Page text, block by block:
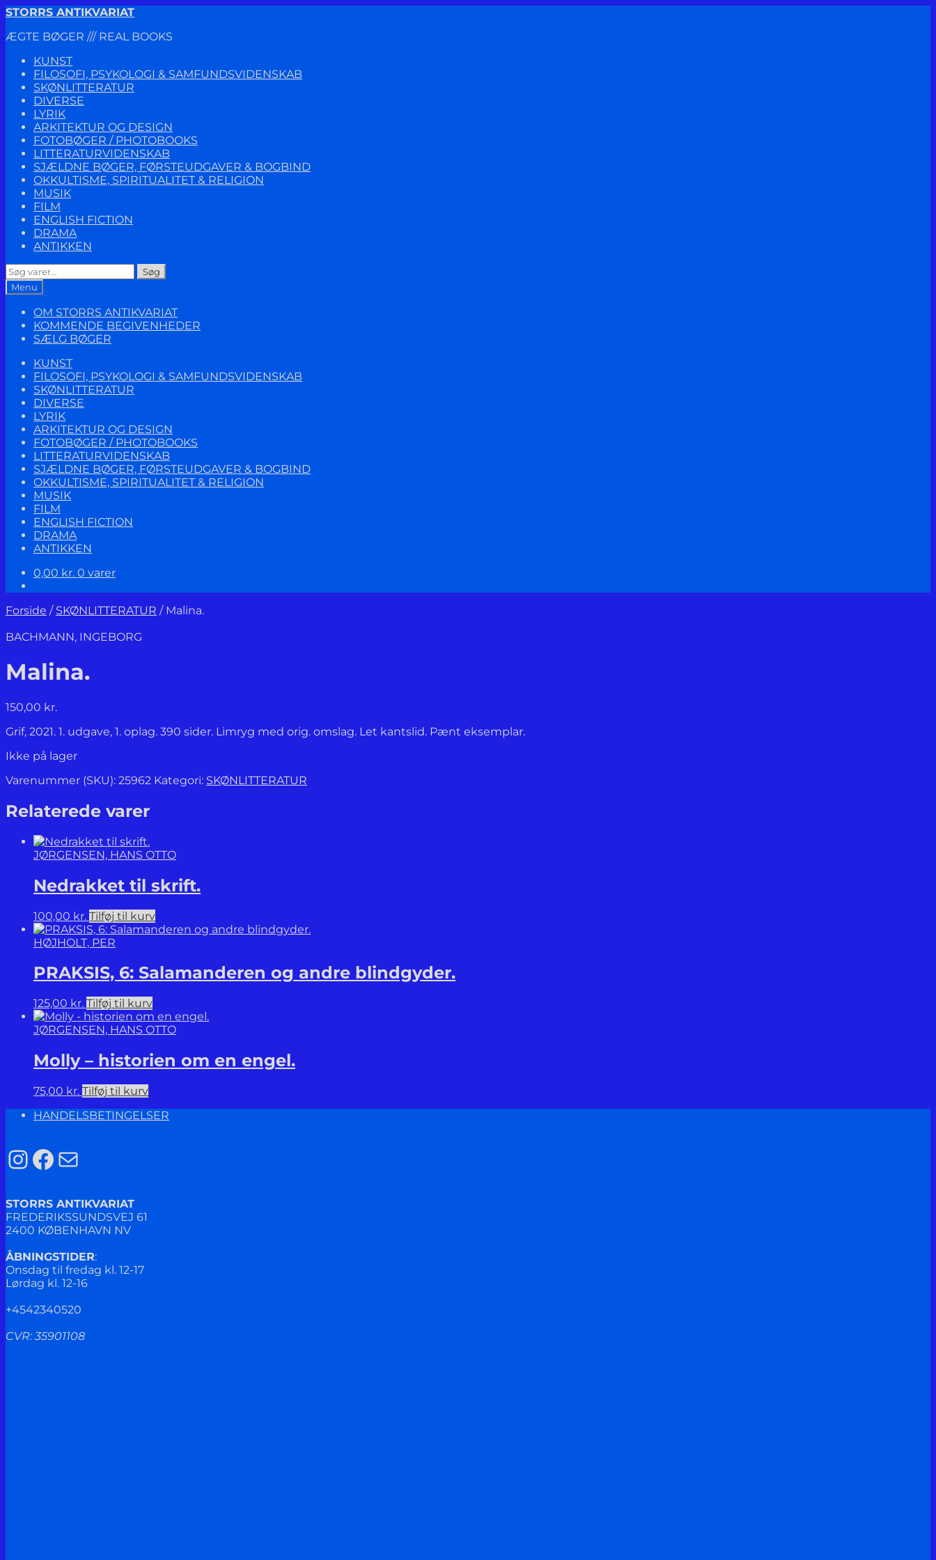
Spring
navigation
Spring
indhold
STORRS ANTIKVARIAT
ÆGTE BØGER /// REAL BOOKS
KUNST
FILOSOFI, PSYKOLOGI & SAMFUNDSVIDENSKAB
SKØNLITTERATUR
DIVERSE
LYRIK
ARKITEKTUR OG DESIGN
FOTOBØGER / PHOTOBOOKS
LITTERATURVIDENSKAB
SJÆLDNE BØGER, FØRSTEUDGAVER & BOGBIND
OKKULTISME, SPIRITUALITET & RELIGION
MUSIK
FILM
ENGLISH FICTION
DRAMA
ANTIKKEN
Søg
efter:
Søg
Menu
OM STORRS ANTIKVARIAT
KOMMENDE BEGIVENHEDER
SÆLG BØGER
KUNST
FILOSOFI, PSYKOLOGI & SAMFUNDSVIDENSKAB
SKØNLITTERATUR
DIVERSE
LYRIK
ARKITEKTUR OG DESIGN
FOTOBØGER / PHOTOBOOKS
LITTERATURVIDENSKAB
SJÆLDNE BØGER, FØRSTEUDGAVER & BOGBIND
OKKULTISME, SPIRITUALITET & RELIGION
MUSIK
FILM
ENGLISH FICTION
DRAMA
ANTIKKEN
0,00 kr. 0 varer
Forside / SKØNLITTERATUR / Malina.
BACHMANN, INGEBORG
Malina.
150,00 kr.
Grif, 2021. 1. udgave, 1. oplag. 390 sider. Limryg med orig. omslag. Let kantslid. Pænt eksemplar.
Ikke på lager
Varenummer (SKU): 25962 Kategori: SKØNLITTERATUR
Relaterede varer
JØRGENSEN, HANS OTTO
Nedrakket til skrift.
100,00 kr. Tilføj til kurv
HØJHOLT, PER
PRAKSIS, 6: Salamanderen og andre blindgyder.
125,00 kr. Tilføj til kurv
JØRGENSEN, HANS OTTO
Molly – historien om en engel.
75,00 kr. Tilføj til kurv
HANDELSBETINGELSER
Instagram
Facebook
Mail
STORRS ANTIKVARIAT
FREDERIKSSUNDSVEJ 61
2400 KØBENHAVN NV
ÅBNINGSTIDER:
Onsdag til fredag kl. 12-17
Lørdag kl. 12-16
+4542340520
CVR: 35901108